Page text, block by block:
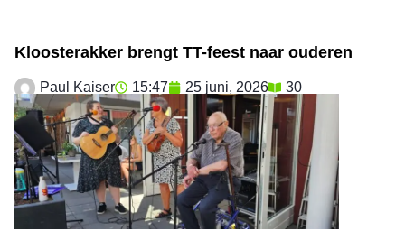
Kloosterakker brengt TT-feest naar ouderen
Paul Kaiser 15:47 25 juni, 2026 30